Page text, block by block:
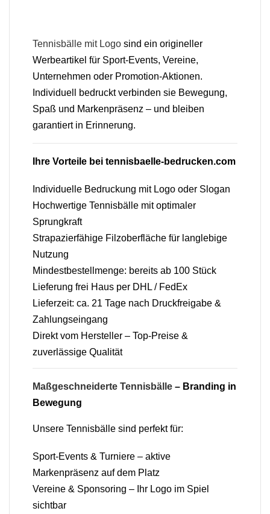
Tennisbälle mit Logo sind ein origineller
Werbeartikel für Sport-Events, Vereine,
Unternehmen oder Promotion-Aktionen.
Individuell bedruckt verbinden sie Bewegung,
Spaß und Markenpräsenz – und bleiben
garantiert in Erinnerung.
Ihre Vorteile bei tennisbaelle-bedrucken.com
Individuelle Bedruckung mit Logo oder Slogan
Hochwertige Tennisbälle mit optimaler
Sprungkraft
Strapazierfähige Filzoberfläche für langlebige
Nutzung
Mindestbestellmenge: bereits ab 100 Stück
Lieferung frei Haus per DHL / FedEx
Lieferzeit: ca. 21 Tage nach Druckfreigabe &
Zahlungseingang
Direkt vom Hersteller – Top-Preise &
zuverlässige Qualität
Maßgeschneiderte Tennisbälle – Branding in
Bewegung
Unsere Tennisbälle sind perfekt für:
Sport-Events & Turniere – aktive
Markenpräsenz auf dem Platz
Vereine & Sponsoring – Ihr Logo im Spiel
sichtbar